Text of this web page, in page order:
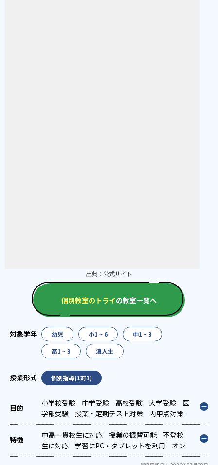
出典： 公式サイト
個別教室のトライの教室一覧へ
幼児 小1 ~ 6 中1 ~ 3
高1 ~ 3 浪人生
個別指導(1対1)
小学校受験 中学受験 高校受験 大学受験
医
学部受験
授業・定期テスト対策
内申点対策
学習習慣の定着
総合型選抜(旧AO)対策
推薦
入試対策
学校別特化対策 国公立大対策
私大
対策
共通テスト対策 英検(英語検定)対策
漢
検(漢字検定)対策
数学特化対策
英語・英会話
中高一貫校生に対応 授業の振替可能
不登校
生に対応
学習にPC・タブレットを利用
オン
ライン対応
1科目から受講可能
季節講習のみ